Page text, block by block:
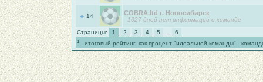
14 COBRA.ltd г. Новосибирск
1027 дней нет информации о команде
Страницы:
1 2 3 4 5 6
1 - итоговый рейтинг, как процент "идеальной команды" -